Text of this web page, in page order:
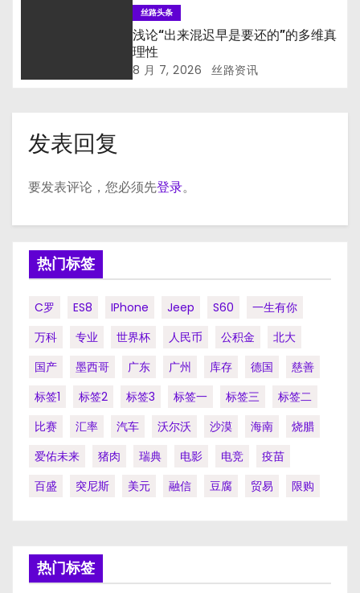
丝路头条
浅论“出来混迟早是要还的”的多维真
理性
8 月 7, 2026 丝路资讯
发表回复
要发表评论，您必须先登录。
热门标签
C罗 ES8 IPhone Jeep S60
一生有你
万科
专业 世界杯 人民币 公积金
北大
国产
墨西哥 广东 广州 库存 德国
慈善
标签1
标签2 标签3 标签一 标签三
标签二
比赛
汇率 汽车 沃尔沃 沙漠 海南
烧腊
爱佑未来
猪肉 瑞典 电影 电竞
疫苗
百盛
突尼斯 美元 融信 豆腐 贸易 限购
热门标签